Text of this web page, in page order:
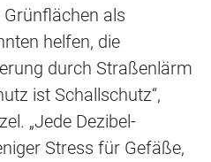
als
helfen, die
durch Straßenlärm
ist Schallschutz“,
„Jede Dezibel-
Stress für Gefäße,